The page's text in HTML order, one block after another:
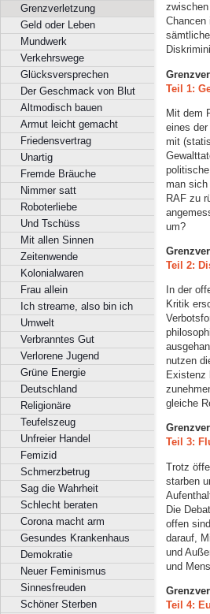
Grenzverletzung
Geld oder Leben
Mundwerk
Verkehrswege
Glücksversprechen
Der Geschmack von Blut
Altmodisch bauen
Armut leicht gemacht
Friedensvertrag
Unartig
Fremde Bräuche
Nimmer satt
Roboterliebe
Und Tschüss
Mit allen Sinnen
Zeitenwende
Kolonialwaren
Frau allein
Ich streame, also bin ich
Umwelt
Verbranntes Gut
Verlorene Jugend
Grüne Energie
Deutschland
Religionäre
Teufelszeug
Unfreier Handel
Femizid
Schmerzbetrug
Sag die Wahrheit
Schlecht beraten
Corona macht arm
Gesundes Krankenhaus
Demokratie
Neuer Feminismus
Sinnesfreuden
Schöner Sterben
Teil 1:
Mit dem
eines
mit
man sich
RAF zu
um?
Teil 2:
In der
Kritik
nutzen
Existenz
gleiche
Teil 3:
Trotz
starben
Die
offen
darauf,
und
und
Teil 4: